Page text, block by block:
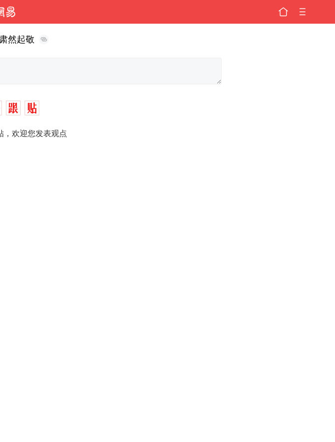
然起敬
，欢迎您发表观点